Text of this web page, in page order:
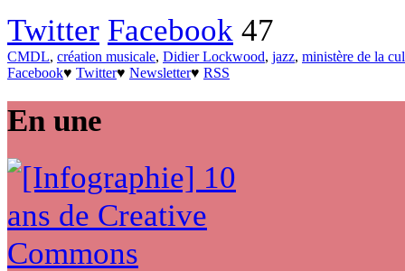
Twitter Facebook 47
CMDL, création musicale, Didier Lockwood, jazz, ministère de la
Facebook♥ Twitter♥ Newsletter♥ RSS
En une